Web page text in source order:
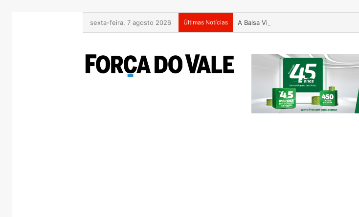
sexta-feira, 7 agosto 2026 Últimas Notícias A Balsa Vicentina do Rio Guaporé